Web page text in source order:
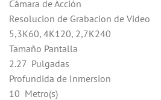
Cámara de Acción
Resolucion de Grabacion de Video
5,3K60, 4K120, 2,7K240
Tamaño Pantalla
2.27 Pulgadas
Profundida de Inmersion
10 Metro(s)